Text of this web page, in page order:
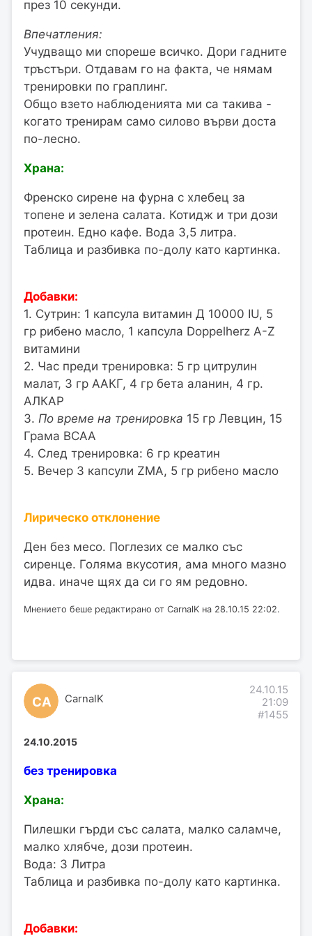
през 10 секунди.
Впечатления:
Учудващо ми спореше всичко. Дори гадните
тръстъри. Отдавам го на факта, че нямам
тренировки по граплинг.
Общо взето наблюденията ми са такива -
когато тренирам само силово върви доста
по-лесно.
Храна:
Френско сирене на фурна с хлебец за
топене и зелена салата. Котидж и три дози
протеин. Едно кафе. Вода 3,5 литра.
Таблица и разбивка по-долу като картинка.
Добавки:
1. Сутрин: 1 капсула витамин Д 10000 IU, 5
гр рибено масло, 1 капсула Doppelherz A-Z
витамини
2. Час преди тренировка: 5 гр цитрулин
малат, 3 гр ААКГ, 4 гр бета аланин, 4 гр.
АЛКАР
3. По време на тренировка 15 гр Левцин, 15
Грама BCAA
4. След тренировка: 6 гр креатин
5. Вечер 3 капсули ZMA, 5 гр рибено масло
Лирическо отклонение
Ден без месо. Поглезих се малко със
сиренце. Голяма вкусотия, ама много мазно
идва. иначе щях да си го ям редовно.
Мнението беше редактирано от CarnalK на 28.10.15 22:02.
CA CarnalK
24.10.15
21:09
#1455
24.10.2015
без тренировка
Храна:
Пилешки гърди със салата, малко саламче,
малко хлябче, дози протеин.
Вода: 3 Литра
Таблица и разбивка по-долу като картинка.
Добавки: